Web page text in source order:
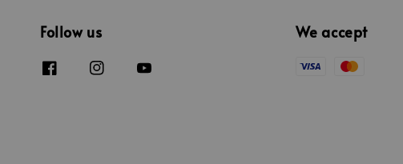
Follow us We accept